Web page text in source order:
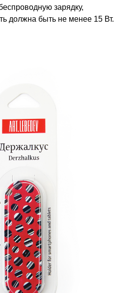
зарядку,
должна быть не менее 15 Вт.